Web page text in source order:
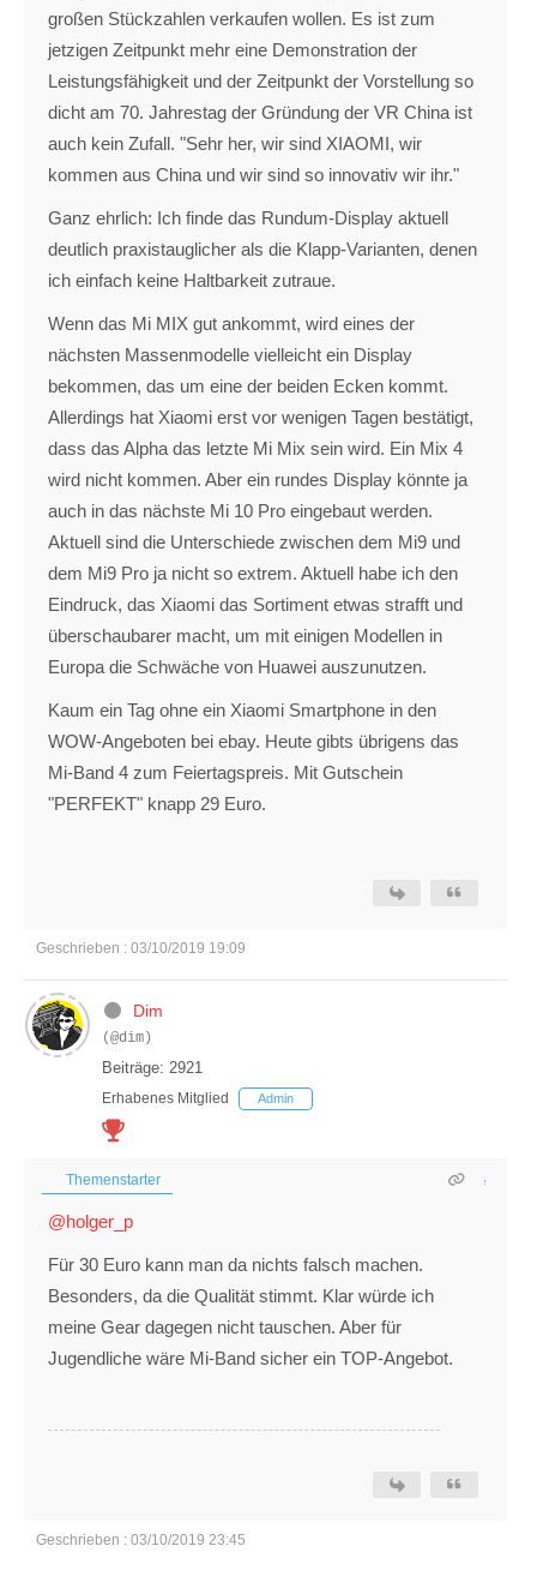
großen Stückzahlen verkaufen wollen. Es ist zum
jetzigen Zeitpunkt mehr eine Demonstration der
Leistungsfähigkeit und der Zeitpunkt der Vorstellung so
dicht am 70. Jahrestag der Gründung der VR China ist
auch kein Zufall. "Sehr her, wir sind XIAOMI, wir
kommen aus China und wir sind so innovativ wir ihr."
Ganz ehrlich: Ich finde das Rundum-Display aktuell
deutlich praxistauglicher als die Klapp-Varianten, denen
ich einfach keine Haltbarkeit zutraue.
Wenn das Mi MIX gut ankommt, wird eines der
nächsten Massenmodelle vielleicht ein Display
bekommen, das um eine der beiden Ecken kommt.
Allerdings hat Xiaomi erst vor wenigen Tagen bestätigt,
dass das Alpha das letzte Mi Mix sein wird. Ein Mix 4
wird nicht kommen. Aber ein rundes Display könnte ja
auch in das nächste Mi 10 Pro eingebaut werden.
Aktuell sind die Unterschiede zwischen dem Mi9 und
dem Mi9 Pro ja nicht so extrem. Aktuell habe ich den
Eindruck, das Xiaomi das Sortiment etwas strafft und
überschaubarer macht, um mit einigen Modellen in
Europa die Schwäche von Huawei auszunutzen.
Kaum ein Tag ohne ein Xiaomi Smartphone in den
WOW-Angeboten bei ebay. Heute gibts übrigens das
Mi-Band 4 zum Feiertagspreis. Mit Gutschein
"PERFEKT" knapp 29 Euro.
Geschrieben : 03/10/2019 19:09
Dim
(@dim)
Beiträge: 2921
Erhabenes Mitglied Admin
Themenstarter
@holger_p
Für 30 Euro kann man da nichts falsch machen.
Besonders, da die Qualität stimmt. Klar würde ich
meine Gear dagegen nicht tauschen. Aber für
Jugendliche wäre Mi-Band sicher ein TOP-Angebot.
Geschrieben : 03/10/2019 23:45